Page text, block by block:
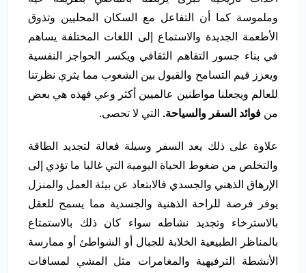
وملموسة كما أن التفاعل مع السكان المحليين وتذوق
الأطعمة الجديدة والاستماع إلى اللغات المختلفة يساهم
في بناء جسور التفاهم الثقافي ويكسر الحواجز النفسية
ويعزز قيم التسامح والقبول بين الشعوب مما يثري نظرتنا
للعالم ويجعلنا مواطنين عالميين أكثر وعي فهذه هي بعض
من فوائد السفر والسياحة. التي لا تحصى.
علاوة على ذلك يعد السفر وسيلة فعالة لتجديد الطاقة
والتخلص من ضغوط الحياة اليومية التي غالبا ما تؤدي إلى
الإرهاق الذهني والجسدي فالابتعاد عن بيئة العمل والمنزل
يوفر فرصة للراحة الذهنية والجسدية مما يسمح للعقل
بالاسترخاء وتجديد نشاطه سواء كان ذلك بالاستمتاع
بالمناظر الطبيعية الخلابة للجبال أو الشواطئ أو ممارسة
الأنشطة الترفيهية والمغامرات مثل المشي لمسافات